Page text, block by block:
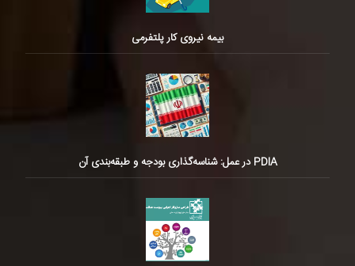
بیمه نیروی کار پلتفرمی
PDIA در عمل: شناسه‌گذاری بودجه و طبقه‌بندی آن